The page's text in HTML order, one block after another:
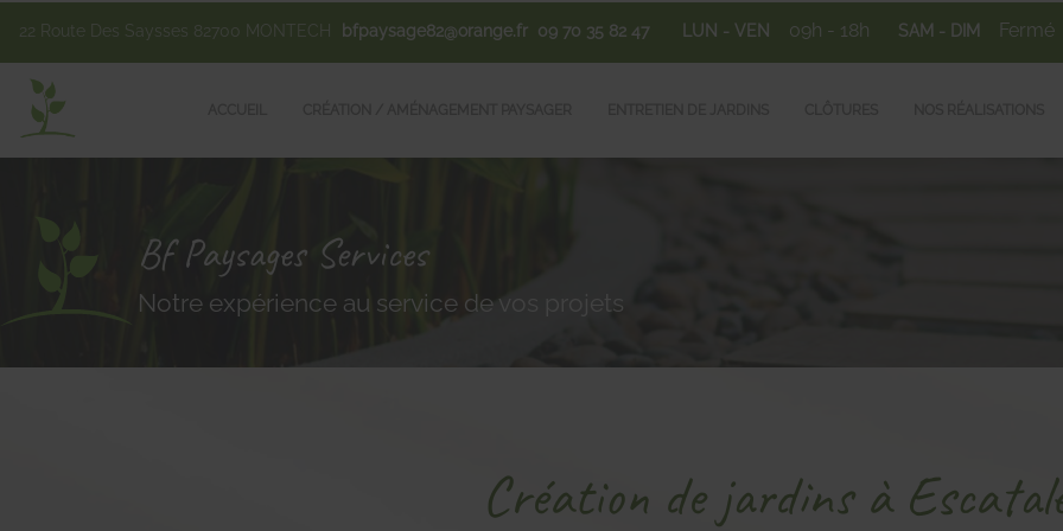
22 Route Des Saysses 82700 MONTECH bfpaysage82@orange.fr 09 70 35 82 47 LUN - VEN 09h - 18h SAM - DIM Fermé
Bf Paysages Services
Notre expérience au service de vos projets
Création de jardins à